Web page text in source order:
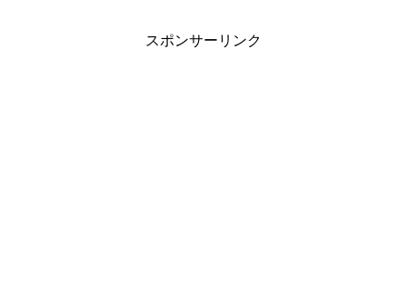
スポンサーリンク